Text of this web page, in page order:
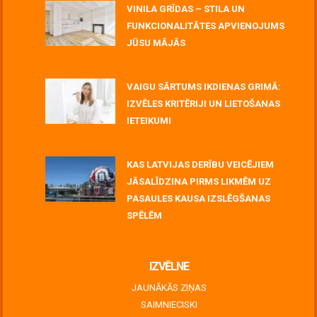
VINILA GRĪDAS – STILA UN
FUNKCIONALITĀTES APVIENOJUMS
JŪSU MĀJĀS
VAIGU SĀRTUMS IKDIENAS GRIMĀ:
IZVĒLES KRITĒRIJI UN LIETOŠANAS
IETEIKUMI
KAS LATVIJAS DERĪBU VEICĒJIEM
JĀSALĪDZINA PIRMS LIKMĒM UZ
PASAULES KAUSA IZSLĒGŠANAS
SPĒLĒM
IZVĒLNE
JAUNĀKĀS ZIŅAS
SAIMNIECISKI